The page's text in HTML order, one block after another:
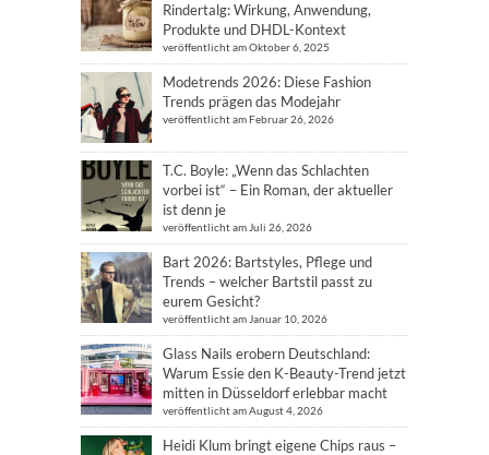
Rindertalg: Wirkung, Anwendung,
Produkte und DHDL-Kontext
veröffentlicht am Oktober 6, 2025
Modetrends 2026: Diese Fashion
Trends prägen das Modejahr
veröffentlicht am Februar 26, 2026
T.C. Boyle: „Wenn das Schlachten
vorbei ist“ – Ein Roman, der aktueller
ist denn je
veröffentlicht am Juli 26, 2026
Bart 2026: Bartstyles, Pflege und
Trends – welcher Bartstil passt zu
eurem Gesicht?
veröffentlicht am Januar 10, 2026
Glass Nails erobern Deutschland:
Warum Essie den K-Beauty-Trend jetzt
mitten in Düsseldorf erlebbar macht
veröffentlicht am August 4, 2026
Heidi Klum bringt eigene Chips raus –